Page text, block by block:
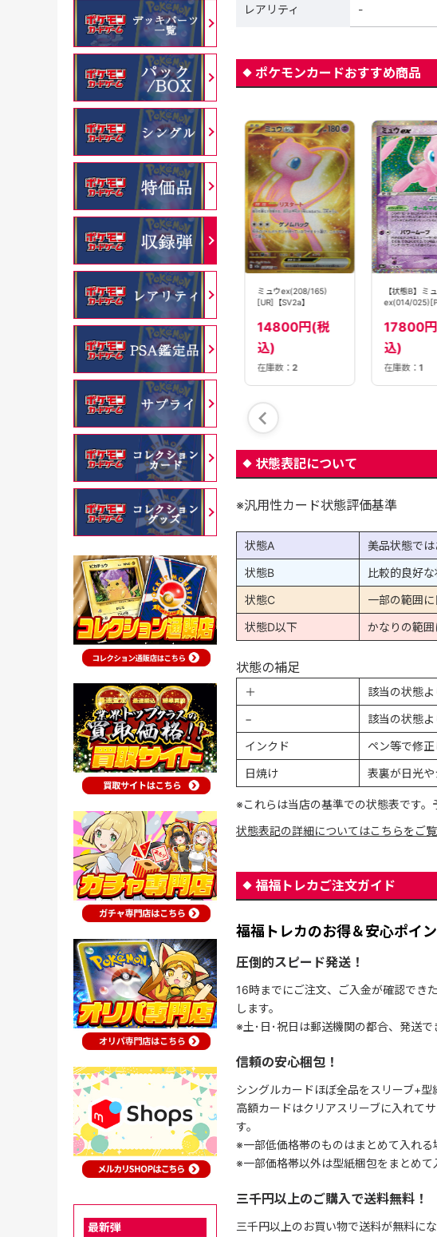
レアリティ -
ポケモンカードおすすめ商品
99800円(税
ミュウex(327/190)
[SSR]【SV4a】
3280円(税込)
在庫数：
ミュウex(208/165)
[UR]【SV2a】
14800円(税
込)
在庫数： 2
【状態B】ミ
ex(014/
17800
込)
在庫数：1
状態表記について
※汎用性カード状態評価基準
状態A
美品状態で
状態B
比較的良好
状態C
一部の範囲
状態D以下
かなりの範囲
状態の補足
＋
該当の状態
−
該当の状態
インクド
ペン等で修正
日焼け
表裏が日光や
※これらは当店の基準での状態表です。
状態表記の詳細についてはこちらをご
福福トレカご注文ガイド
福福トレカのお得＆安心ポイ
圧倒的スピード発送！
16時までにご注文、ご入金が確認でき
します。
※土･日･祝日は郵送機関の都合、発送で
信頼の安心梱包！
シングルカードほぼ全品をスリーブ+型
高額カードはクリアスリーブに入れて
す。
※一部低価格帯のものはまとめて入れる
※一部価格帯以外は型紙梱包をまとめて
三千円以上のご購入で送料無料！
三千円以上のお買い物で送料が無料にな
最新弾